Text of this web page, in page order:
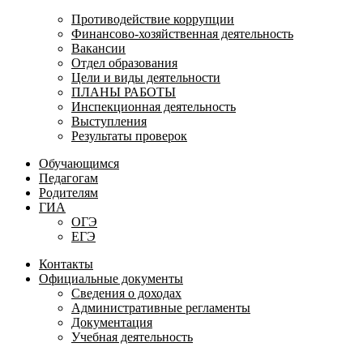
Противодействие коррупции
Финансово-хозяйственная деятельность
Вакансии
Отдел образования
Цели и виды деятельности
ПЛАНЫ РАБОТЫ
Инспекционная деятельность
Выступления
Результаты проверок
Обучающимся
Педагогам
Родителям
ГИА
ОГЭ
ЕГЭ
Контакты
Официальные документы
Сведения о доходах
Административные регламенты
Документация
Учебная деятельность